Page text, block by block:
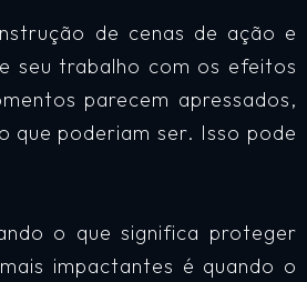
de cenas de ação e
seu trabalho com os efeitos
parecem apressados,
que poderiam ser. Isso pode
o que significa proteger
impactantes é quando o